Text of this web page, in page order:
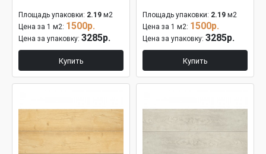
Площадь упаковки: 2.19 м2
Цена за 1 м2: 1500р.
Цена за упаковку: 3285р.
Купить
Площадь упаковки: 2.19 м2
Цена за 1 м2: 1500р.
Цена за упаковку: 3285р.
Купить